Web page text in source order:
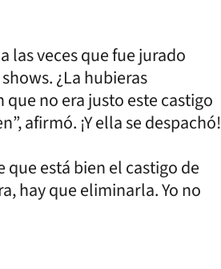
las veces que fue jurado
¿La hubieras
no era justo este castigo
afirmó. ¡Y ella se despachó!
está bien el castigo de
hay que eliminarla. Yo no